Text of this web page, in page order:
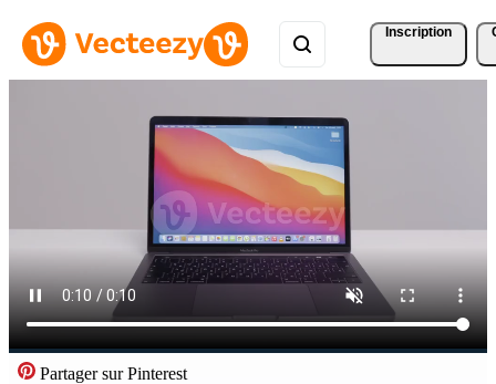
Inscription
Partager sur Pinterest